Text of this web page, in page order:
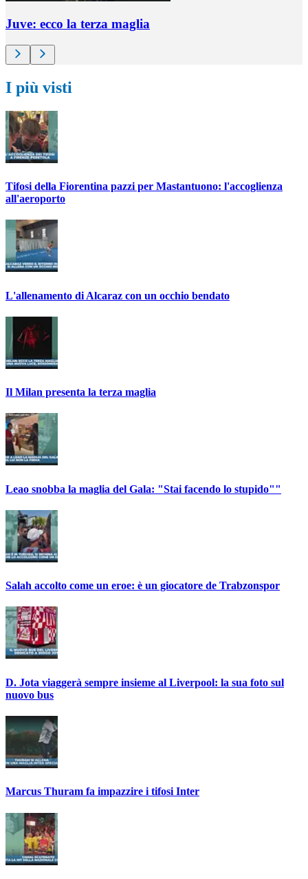
Juve: ecco la terza maglia
I più visti
Tifosi della Fiorentina pazzi per Mastantuono: l'accoglienza
all'aeroporto
L'allenamento di Alcaraz con un occhio bendato
Il Milan presenta la terza maglia
Leao snobba la maglia del Gala: "Stai facendo lo stupido""
Salah accolto come un eroe: è un giocatore de Trabzonspor
D. Jota viaggerà sempre insieme al Liverpool: la sua foto sul
nuovo bus
Marcus Thuram fa impazzire i tifosi Inter